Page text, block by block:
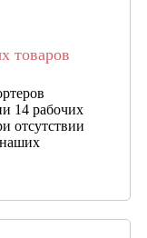
товаров
14 рабочих
отсутствии
наших